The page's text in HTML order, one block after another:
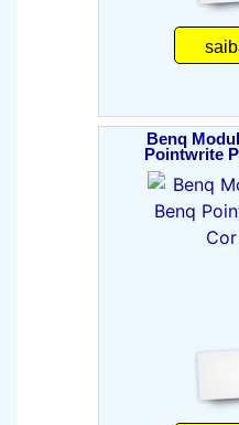
Benq
Pointwrite